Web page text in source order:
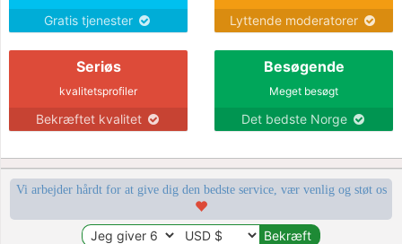
Gratis tjenester Lyttende moderatorer
Seriøs
kvalitetsprofiler
Bekræftet kvalitet
Besøgende
Meget besøgt
Det bedste Norge
Vi arbejder hårdt for at give dig den bedste service, vær venlig og støt os